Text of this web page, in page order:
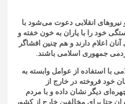
نیروهای انقلابی دعوت می‌شود با
خود را با یاران به خون خفته و
اعلام دارند و هم چنین افشاگر
جمهوری اسلامی باشند.
با استفاده از عوامل وابسته به
خود فروخته در خارج از
دیگر نشان داده و با مردم
حتا برای مخالفین خارج از کشور